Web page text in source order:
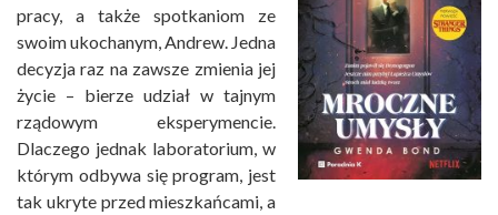
pracy, a także spotkaniom ze
swoim ukochanym, Andrew. Jedna
decyzja raz na zawsze zmienia jej
życie – bierze udział w tajnym
rządowym eksperymencie.
Dlaczego jednak laboratorium, w
którym odbywa się program, jest
tak ukryte przed mieszkańcami, a